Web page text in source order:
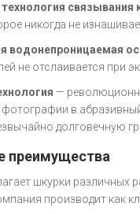
связывания
никогда не
водонепроницаемая
не отслаивается при
—
в
долговечную
преимущества
шкурки различных
производит как